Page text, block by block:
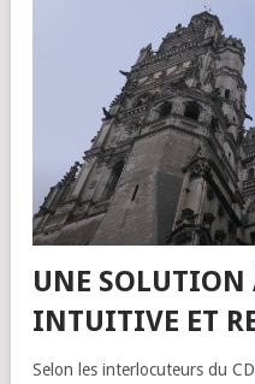
UNE SOLUTION
INTUITIVE ET
Selon les interlocuteurs du